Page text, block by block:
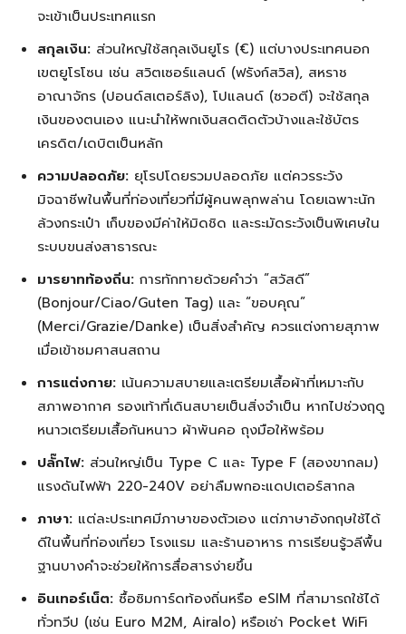
จะเข้าเป็นประเทศแรก
สกุลเงิน: ส่วนใหญ่ใช้สกุลเงินยูโร (€) แต่บางประเทศนอก
เขตยูโรโซน เช่น สวิตเซอร์แลนด์ (ฟรังก์สวิส), สหราช
อาณาจักร (ปอนด์สเตอร์ลิง), โปแลนด์ (ซวอตี) จะใช้สกุล
เงินของตนเอง แนะนำให้พกเงินสดติดตัวบ้างและใช้บัตร
เครดิต/เดบิตเป็นหลัก
ความปลอดภัย: ยุโรปโดยรวมปลอดภัย แต่ควรระวัง
มิจฉาชีพในพื้นที่ท่องเที่ยวที่มีผู้คนพลุกพล่าน โดยเฉพาะนัก
ล้วงกระเป๋า เก็บของมีค่าให้มิดชิด และระมัดระวังเป็นพิเศษใน
ระบบขนส่งสาธารณะ
มารยาทท้องถิ่น: การทักทายด้วยคำว่า “สวัสดี”
(Bonjour/Ciao/Guten Tag) และ “ขอบคุณ”
(Merci/Grazie/Danke) เป็นสิ่งสำคัญ ควรแต่งกายสุภาพ
เมื่อเข้าชมศาสนสถาน
การแต่งกาย: เน้นความสบายและเตรียมเสื้อผ้าที่เหมาะกับ
สภาพอากาศ รองเท้าที่เดินสบายเป็นสิ่งจำเป็น หากไปช่วงฤดู
หนาวเตรียมเสื้อกันหนาว ผ้าพันคอ ถุงมือให้พร้อม
ปลั๊กไฟ: ส่วนใหญ่เป็น Type C และ Type F (สองขากลม)
แรงดันไฟฟ้า 220-240V อย่าลืมพกอะแดปเตอร์สากล
ภาษา: แต่ละประเทศมีภาษาของตัวเอง แต่ภาษาอังกฤษใช้ได้
ดีในพื้นที่ท่องเที่ยว โรงแรม และร้านอาหาร การเรียนรู้วลีพื้น
ฐานบางคำจะช่วยให้การสื่อสารง่ายขึ้น
อินเทอร์เน็ต: ซื้อซิมการ์ดท้องถิ่นหรือ eSIM ที่สามารถใช้ได้
ทั่วทวีป (เช่น Euro M2M, Airalo) หรือเช่า Pocket WiFi